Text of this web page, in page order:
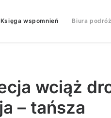
Księga wspomnień Biura
wciąż
– tańsza